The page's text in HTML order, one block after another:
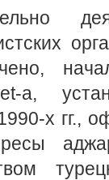
а,
х гг.,